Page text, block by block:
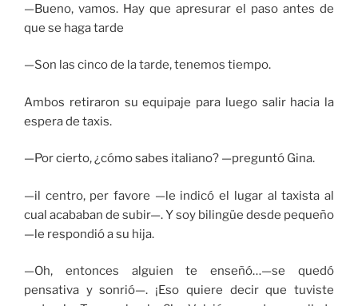
—Bueno, vamos. Hay que apresurar el paso antes de
que se haga tarde
—Son las cinco de la tarde, tenemos tiempo.
Ambos retiraron su equipaje para luego salir hacia la
espera de taxis.
—Por cierto, ¿cómo sabes italiano? —preguntó Gina.
—il centro, per favore —le indicó el lugar al taxista al
cual acababan de subir—. Y soy bilingüe desde pequeño
—le respondió a su hija.
—Oh, entonces alguien te enseñó…—se quedó
pensativa y sonrió—. ¡Eso quiere decir que tuviste